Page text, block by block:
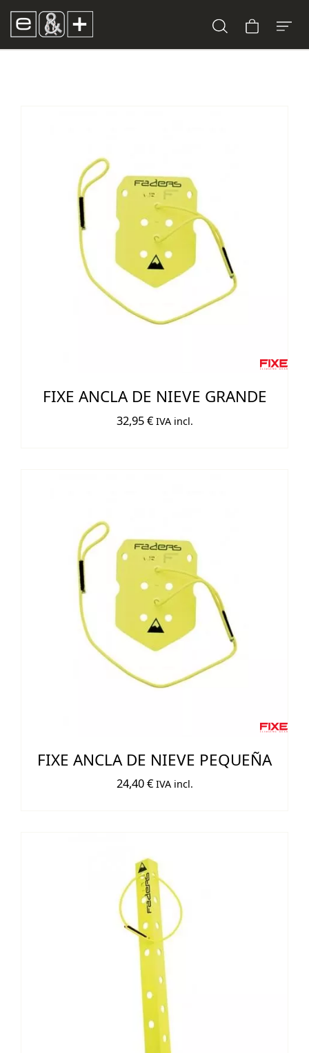
FIXE ANCLA DE NIEVE GRANDE
32,95€ IVA incl.
FIXE ANCLA DE NIEVE PEQUEÑA
24,40€ IVA incl.